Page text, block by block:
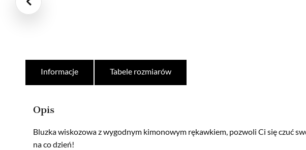
Informacje Tabele rozmiarów
Opis
Bluzka wiskozowa z wygodnym kimonowym rękawkiem, pozwoli Ci się czuć
na co dzień!